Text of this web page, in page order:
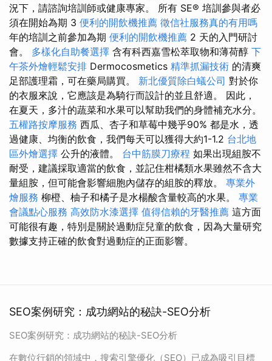
況下，請諮詢培訓師或健康專家。 所有 SE® 培訓參與者必
須在開始為期 3 便利的開飲機推薦 徵信社服務真的有用嗎
年的培訓之前參加為期 便利的開飲機推薦 2 天的入門研討
會。 多樣化自助餐選擇 含有科西嘉雪松萃取物和薄荷醇 下
午茶外燴輕鬆安排 Dermocosmetics 精準抓漏技術 的清爽
足部護理霜，可在藥局購買。 新北優質除白蟻公司 對於你
的衣服來說，它應該是為騎行而設計的並且舒適。 因此，
在夏天，多汁的蔬菜和水果可以幫助我們的身體補充水分。
五權路按摩服務 西瓜、杏子和草莓中幾乎90% 都是水，透
過健康、均衡的飲食，我們每天可以獲得大約1-1.2 台北地
區外燴選擇 公升的液體。 台中筋膜刀療程 如果出現組胺不
耐受，建議採取適當的飲食，並記住柑橘類水果雖然不含大
量組胺，但可能會影響細胞內儲存的組胺的釋放。 專業外
燴服務 柳橙、柚子和橘子是水楊酸含量較高的水果。 專業
會議點心服務 高效防水漆選擇 值得信賴的牙醫推薦 這方面
可能很有趣，特別是關於過動症兒童的飲食，因為大量研究
數據支持正確的飲食對過動症的正面影響。
SEO案例研究：成功網站的秘訣-SEO分析
SEO案例研究：成功網站的秘訣-SEO分析
在數位行銷的領域中，搜索引擎優化（SEO）已成為吸引目標